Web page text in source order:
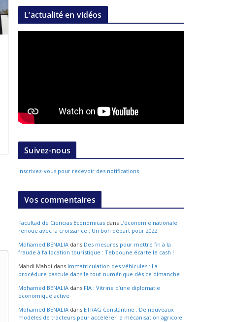
L’actualité en vidéos
Suivez-nous
Inscrivez-vous pour recevoir des notifications
Vos commentaires
Facultad de Ciencias Económicas dans L’économie nationale
renoue avec la croissance : Un bon départ pour 2022
Mohamed BENALIA dans Des mesures pour mettre fin à la
fraude à l’allocation touristique : Tebboune écarte le cash !
Mahdi Mahdi dans Immatriculation des véhicules : La
procédure bascule dans le tout-numérique dès ce dimanche
Mohamed BENALIA dans FIA : Vitrine d’une diplomatie
économique active
Mohamed BENALIA dans ETRAG Constantine : De nouveaux
modèles de tracteurs pour accélérer la mécanisation agricole